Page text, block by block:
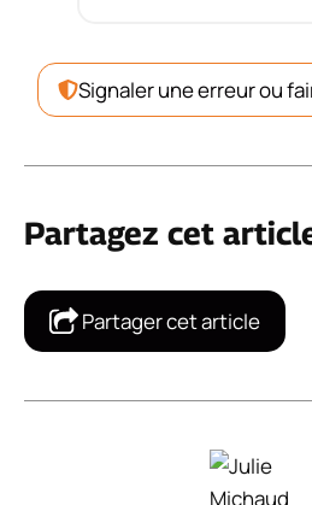
Signaler une erreur ou
Partagez cet
Partager cet article